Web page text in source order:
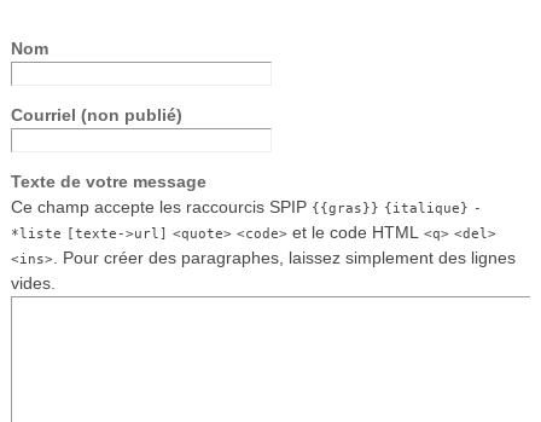
Nom
Courriel (non publié)
Texte de votre message
Ce champ accepte les raccourcis SPIP {{gras}} {italique} -
*liste [texte->url] <quote> <code>et le code HTML <q> <del>
<ins>. Pour créer des paragraphes, laissez simplement des lignes
vides.